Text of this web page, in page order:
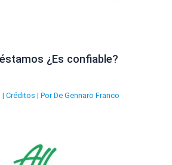
¿Es confiable?
| Créditos | Por De Gennaro Franco